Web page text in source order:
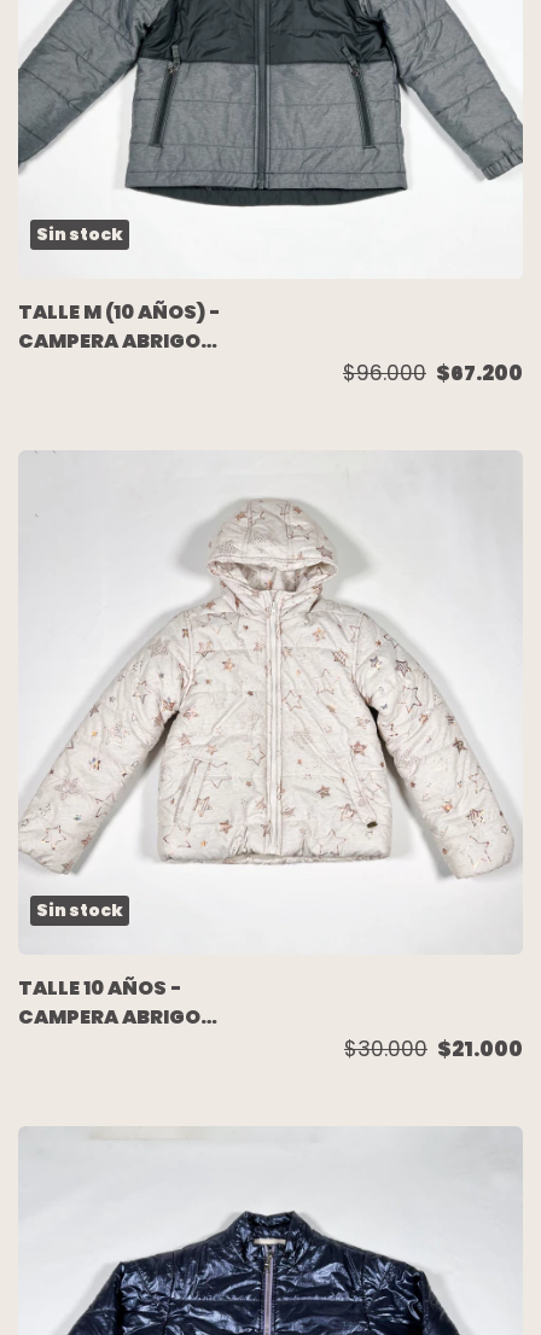
Sin stock
TALLE M (10 AÑOS) -
CAMPERA ABRIGO
$96.000 $67.200
Sin stock
TALLE 10 AÑOS -
CAMPERA ABRIGO
$30.000 $21.000